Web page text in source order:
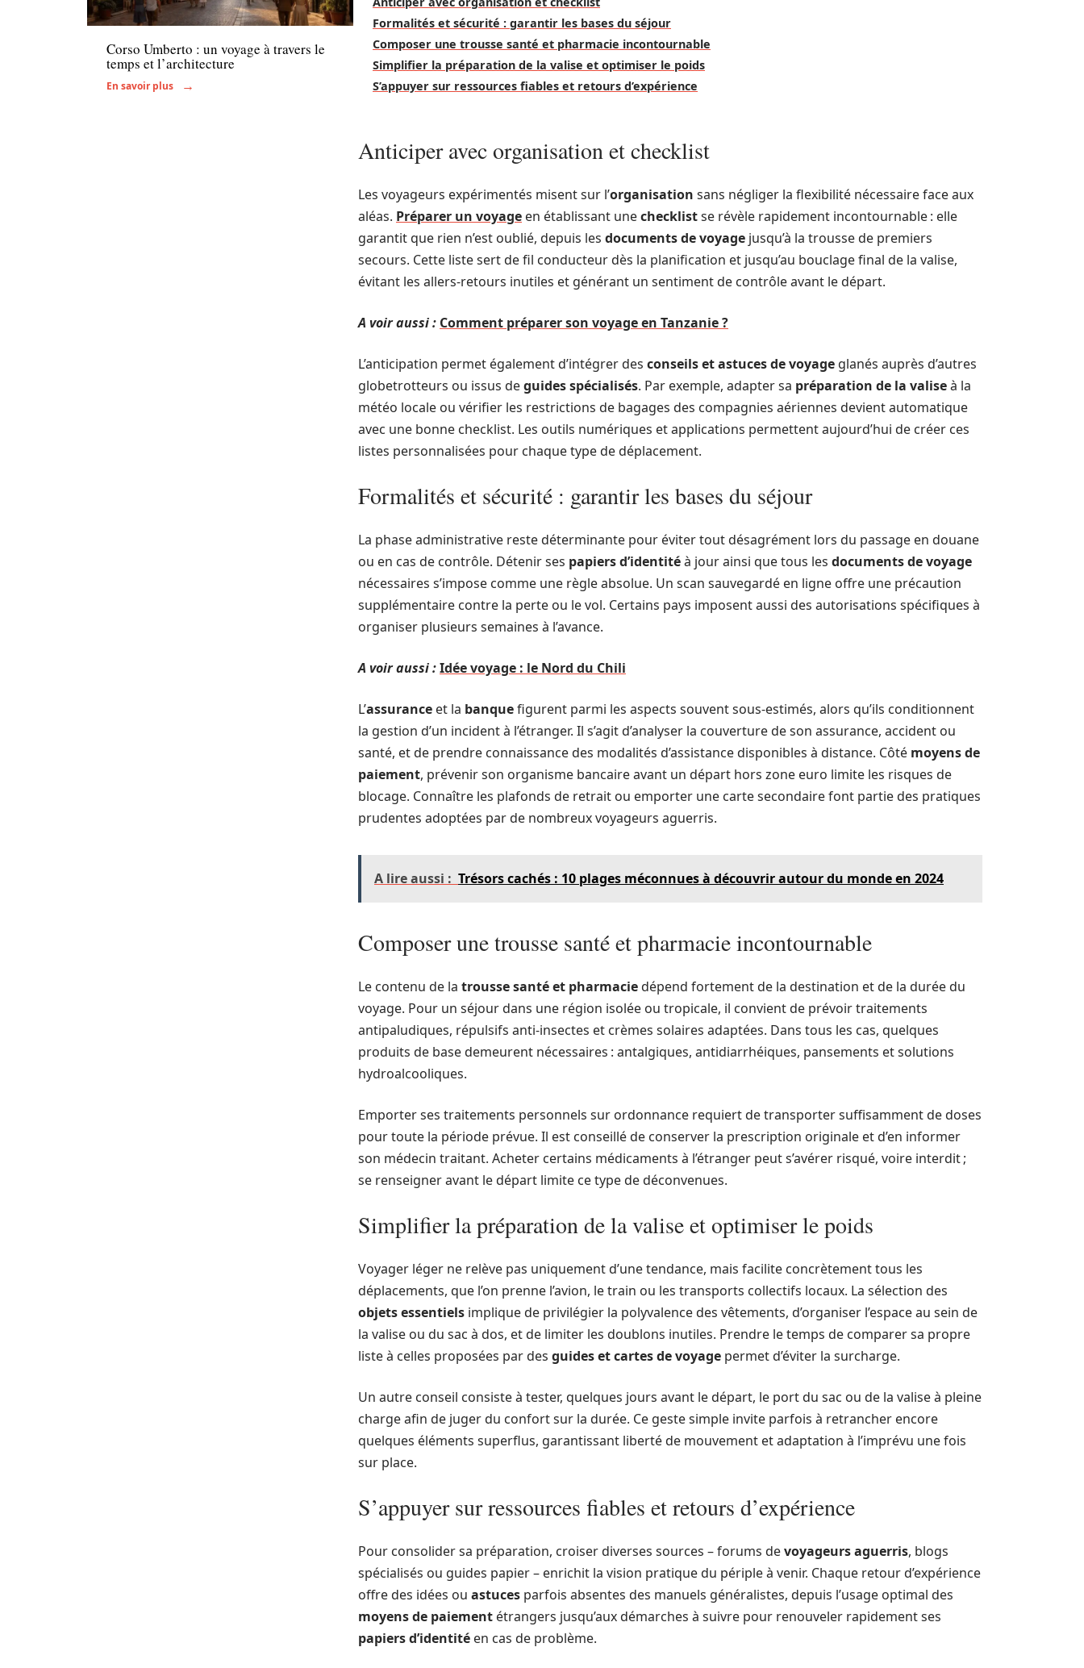
Actu
Corso Umberto : un voyage à travers le
temps et l’architecture
En savoir plus
Formalités et sécurité : garantir les bases du séjour
Composer une trousse santé et pharmacie incontournable
Simplifier la préparation de la valise et optimiser le poids
S’appuyer sur ressources fiables et retours d’expérience
Anticiper avec organisation et checklist
Les voyageurs expérimentés misent sur l’organisation sans négliger la flexibilité nécessaire face aux
aléas. Préparer un voyage en établissant unechecklistse révèle rapidement incontournable : elle
garantit que rien n’est oublié, depuis les documents de voyage jusqu’à la trousse de premiers
secours. Cette liste sert de fil conducteur dès la planification et jusqu’au bouclage final de la valise,
évitant les allers-retours inutiles et générant un sentiment de contrôle avant le départ.
A voir aussi : Comment préparer son voyage en Tanzanie ?
L’anticipation permet également d’intégrer des conseils et astuces de voyage glanés auprès d’autres
globetrotteurs ou issus deguides spécialisés. Par exemple, adapter sa préparation de la valiseà la
météo locale ou vérifier les restrictions de bagages des compagnies aériennes devient automatique
avec une bonne checklist. Les outils numériques et applications permettent aujourd’hui de créer ces
listes personnalisées pour chaque type de déplacement.
Formalités et sécurité : garantir les bases du séjour
La phase administrative reste déterminante pour éviter tout désagrément lors du passage en douane
ou en cas de contrôle. Détenir ses papiers d’identitéà jour ainsi que tous les documents de voyage
nécessaires s’impose comme une règle absolue. Un scan sauvegardé en ligne offre une précaution
supplémentaire contre la perte ou le vol. Certains pays imposent aussi des autorisations spécifiques à
organiser plusieurs semaines à l’avance.
A voir aussi :Idée voyage : le Nord du Chili
L’assurance et la banquefigurent parmi les aspects souvent sous-estimés, alors qu’ils conditionnent
la gestion d’un incident à l’étranger. Il s’agit d’analyser la couverture de son assurance, accident ou
santé, et de prendre connaissance des modalités d’assistance disponibles à distance. Côté moyens de
paiement, prévenir son organisme bancaire avant un départ hors zone euro limite les risques de
blocage. Connaître les plafonds de retrait ou emporter une carte secondaire font partie des pratiques
prudentes adoptées par de nombreux voyageurs aguerris.
A lire aussi : Trésors cachés : 10 plages méconnues à découvrir autour du monde en 2024
Composer une trousse santé et pharmacie incontournable
Le contenu de la trousse santé et pharmaciedépend fortement de la destination et de la durée du
voyage. Pour un séjour dans une région isolée ou tropicale, il convient de prévoir traitements
antipaludiques, répulsifs anti-insectes et crèmes solaires adaptées. Dans tous les cas, quelques
produits de base demeurent nécessaires : antalgiques, antidiarrhéiques, pansements et solutions
hydroalcooliques.
Emporter ses traitements personnels sur ordonnance requiert de transporter suffisamment de doses
pour toute la période prévue. Il est conseillé de conserver la prescription originale et d’en informer
son médecin traitant. Acheter certains médicaments à l’étranger peut s’avérer risqué, voire interdit ;
se renseigner avant le départ limite ce type de déconvenues.
Simplifier la préparation de la valise et optimiser le poids
Voyager léger ne relève pas uniquement d’une tendance, mais facilite concrètement tous les
déplacements, que l’on prenne l’avion, le train ou les transports collectifs locaux. La sélection des
objets essentiels implique de privilégier la polyvalence des vêtements, d’organiser l’espace au sein de
la valise ou du sac à dos, et de limiter les doublons inutiles. Prendre le temps de comparer sa propre
liste à celles proposées par des guides et cartes de voyage permet d’éviter la surcharge.
Un autre conseil consiste à tester, quelques jours avant le départ, le port du sac ou de la valise à pleine
charge afin de juger du confort sur la durée. Ce geste simple invite parfois à retrancher encore
quelques éléments superflus, garantissant liberté de mouvement et adaptation à l’imprévu une fois
sur place.
S’appuyer sur ressources fiables et retours d’expérience
Pour consolider sa préparation, croiser diverses sources – forums devoyageurs aguerris, blogs
spécialisés ou guides papier – enrichit la vision pratique du périple à venir. Chaque retour d’expérience
offre des idées ou astuces parfois absentes des manuels généralistes, depuis l’usage optimal des
moyens de paiement étrangers jusqu’aux démarches à suivre pour renouveler rapidement ses
papiers d’identité en cas de problème.